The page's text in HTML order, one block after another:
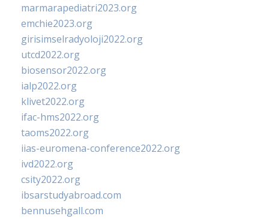
marmarapediatri2023.org
emchie2023.org
girisimselradyoloji2022.org
utcd2022.org
biosensor2022.org
ialp2022.org
klivet2022.org
ifac-hms2022.org
taoms2022.org
iias-euromena-conference2022.org
ivd2022.org
csity2022.org
ibsarstudyabroad.com
bennusehgall.com